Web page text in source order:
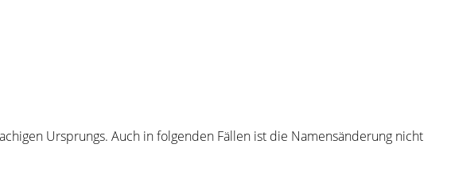
Ursprungs. Auch in folgenden Fällen ist die Namensänderung nicht